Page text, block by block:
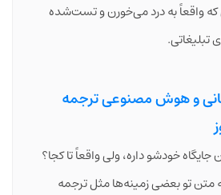
که واقعاً به درد می‌خورن و تست‌شده
و هوش مصنوعی ترجمه
خودشو داره، ولی واقعاً تا کجا؟
تو بعضی زمینه‌ها مثل ترجمه